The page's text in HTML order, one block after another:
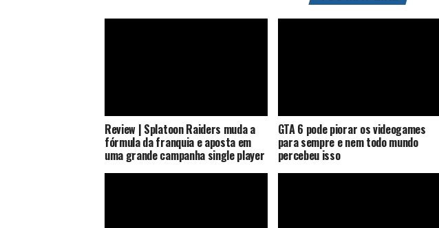
Review | Splatoon Raiders muda a
fórmula da franquia e aposta em
uma grande campanha single player
GTA 6 pode piorar os videogames
para sempre e nem todo mundo
percebeu isso